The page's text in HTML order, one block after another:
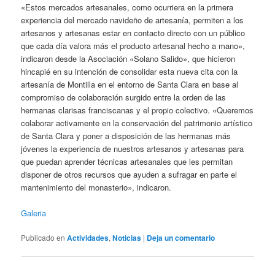
«Estos mercados artesanales, como ocurriera en la primera
experiencia del mercado navideño de artesanía, permiten a los
artesanos y artesanas estar en contacto directo con un público
que cada día valora más el producto artesanal hecho a mano»,
indicaron desde la Asociación «Solano Salido», que hicieron
hincapié en su intención de consolidar esta nueva cita con la
artesanía de Montilla en el entorno de Santa Clara en base al
compromiso de colaboración surgido entre la orden de las
hermanas clarisas franciscanas y el propio colectivo. «Queremos
colaborar activamente en la conservación del patrimonio artístico
de Santa Clara y poner a disposición de las hermanas más
jóvenes la experiencia de nuestros artesanos y artesanas para
que puedan aprender técnicas artesanales que les permitan
disponer de otros recursos que ayuden a sufragar en parte el
mantenimiento del monasterio», indicaron.
Galeria
Publicado en Actividades,Noticias | Deja un comentario